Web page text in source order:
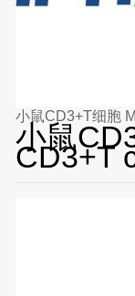
小鼠CD3+T细胞
小鼠
CD3+T